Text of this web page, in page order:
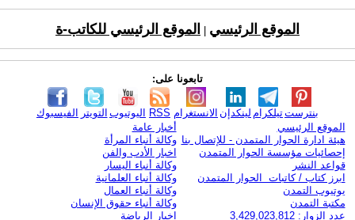
الموقع الرئيسي الموقع الرئيسي للكاتب-ة
تابعونا على:
الفيسبوك التويتر اليوتيوب RSS الانستغرام لينكدإن تيلكرامبنترست
الموقع الرئيسي
هيئة ادارة الحوار المتمدن - للإتصال بنا
إحصائيات مؤسسة الحوار المتمدن
قواعد النشر
ابرز كتاب / كاتبات الحوار المتمدن
يوتيوب التمدن
مكتبة التمدن
عدد الزوار: 3,429,023,812
أخبار عامة
وكالة أنباء المرأة
اخبار الأدب والفن
وكالة أنباء اليسار
وكالة أنباء العلمانية
وكالة أنباء العمال
وكالة أنباء حقوق الإنسان
اخبار الرياضة